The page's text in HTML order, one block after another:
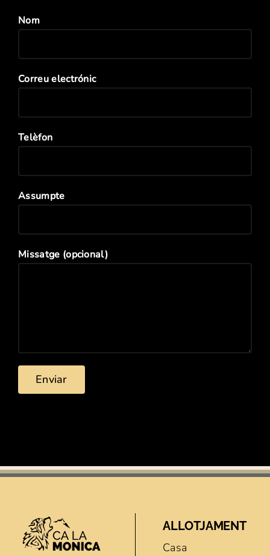
Nom
Correu electrónic
Telèfon
Assumpte
Missatge (opcional)
ALLOTJAMENT
Casa